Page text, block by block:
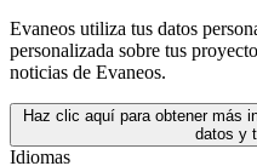
Evaneos utiliza tus datos
personalizada sobre tus
noticias de Evaneos.
Haz clic aquí para obtener más
datos y
Idiomas